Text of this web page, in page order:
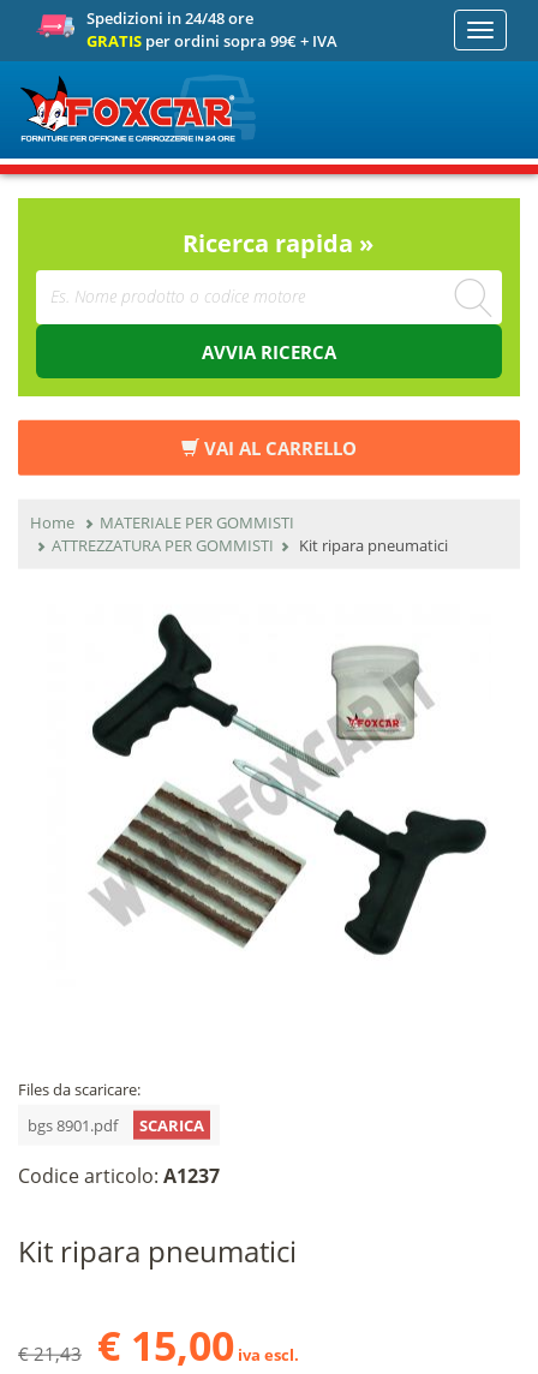
Spedizioni in 24/48 ore
GRATIS per ordini sopra 99€ + IVA
Toggle
Ricerca rapida »
AVVIA RICERCA
VAI AL CARRELLO
Home
MATERIALE PER GOMMISTI
ATTREZZATURA PER GOMMISTI
Kit ripara pneumatici
Files da scaricare:
bgs 8901.pdf
SCARICA
Codice articolo: A1237
Kit ripara pneumatici
€ 21,43 € 15,00 iva escl.